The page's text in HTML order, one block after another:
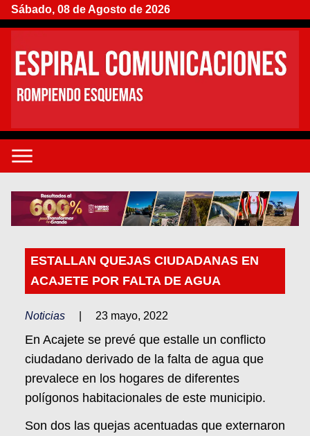
Sábado, 08 de Agosto de 2026
ESTALLAN QUEJAS CIUDADANAS EN
ACAJETE POR FALTA DE AGUA
Noticias 23 mayo, 2022
En Acajete se prevé que estalle un conflicto
ciudadano derivado de la falta de agua que
prevalece en los hogares de diferentes
polígonos habitacionales de este municipio.
Son dos las quejas acentuadas que externaron